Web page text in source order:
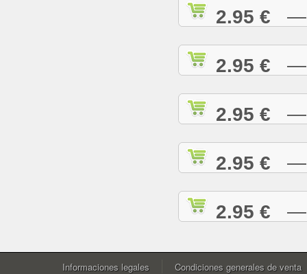
2.95 € —
2.95 € —
2.95 € —
2.95 € —
2.95 € —
Informaciones legales Condiciones generales de venta